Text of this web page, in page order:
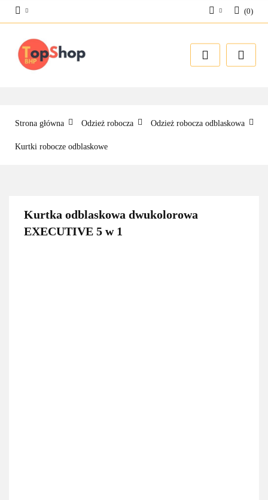
Zarejestruj się
(0)
Strona główna Odzież robocza Odzież robocza odblaskowa
Kurtki robocze odblaskowe
Kurtka odblaskowa dwukolorowa
EXECUTIVE 5 w 1